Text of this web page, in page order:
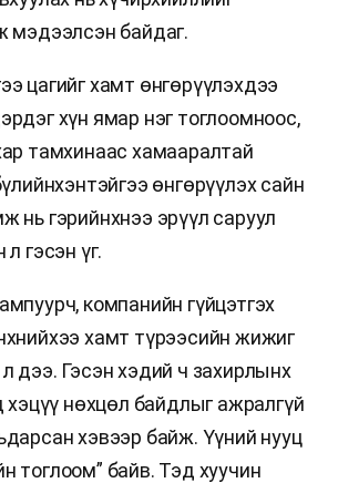
мэдээлсэн байдаг.
цагийг хамт өнгөрүүлэхдээ
хүн ямар нэг тоглоомноос,
тамхинаас хамааралтай
өнгөрүүлэх сайн
нь гэрийнхнээ эрүүл саруул
л гэсэн үг.
компанийн гүйцэтгэх
хамт түрээсийн жижиг
дээ. Гэсэн хэдий ч захирлынх
хэцүү нөхцөл байдлыг ажралгүй
хэвээр байж. Үүний нууц
тоглоом” байв. Тэд хуучин